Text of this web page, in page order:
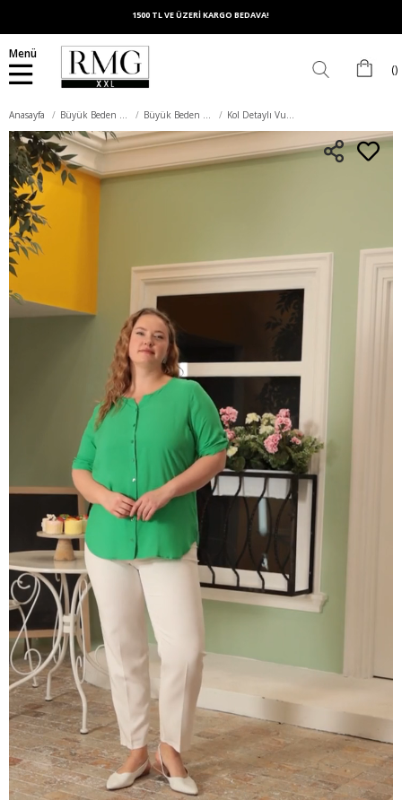
1500 TL VE ÜZERİ KARGO BEDAVA!
Menü
Anasayfa Büyük Beden Üst Giyim Büyük Beden Gömlek Kol Detaylı Vual Viskon Büyük Beden Yeşil Gömlek